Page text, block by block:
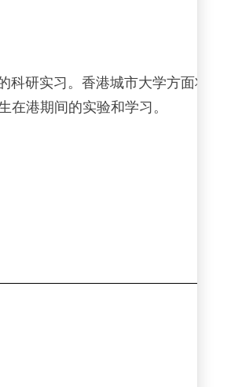
科研实习。香港城市大学方面将会为
在港期间的实验和学习。